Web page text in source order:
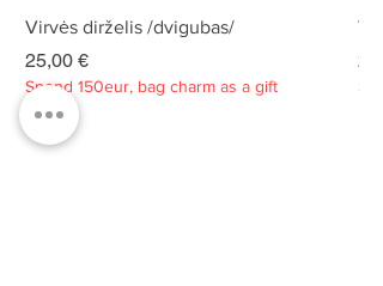
Virvės dirželis /dvigubas/
Kaina
25,00 €
Spend 150eur, bag charm as a gift